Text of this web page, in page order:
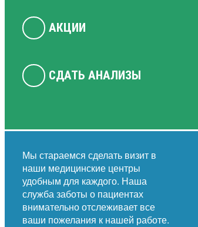
АКЦИИ
СДАТЬ АНАЛИЗЫ
Мы стараемся сделать визит в
наши медицинские центры
удобным для каждого. Наша
служба заботы о пациентах
внимательно отслеживает все
ваши пожелания к нашей работе.